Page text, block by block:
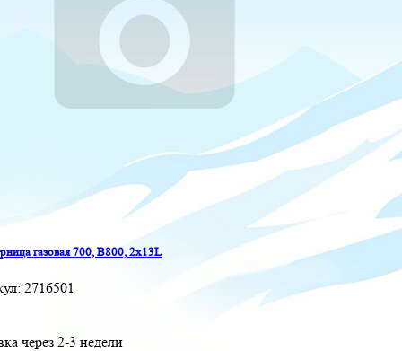
газовая 700, B800, 2x13L
2716501
через 2-3 недели